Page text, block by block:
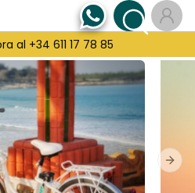
al +34 611 17 78 85